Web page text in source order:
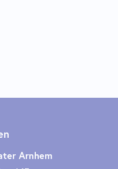
Arnhem